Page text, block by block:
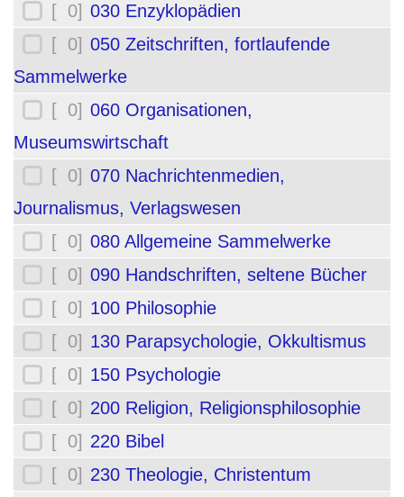
[ 0] 030 Enzyklopädien
[ 0] 050 Zeitschriften, fortlaufende
Sammelwerke
[ 0] 060 Organisationen,
Museumswirtschaft
[ 0] 070 Nachrichtenmedien,
Journalismus, Verlagswesen
[ 0] 080 Allgemeine Sammelwerke
[ 0] 090 Handschriften, seltene Bücher
[ 0] 100 Philosophie
[ 0] 130 Parapsychologie, Okkultismus
[ 0] 150 Psychologie
[ 0] 200 Religion, Religionsphilosophie
[ 0] 220 Bibel
[ 0] 230 Theologie, Christentum